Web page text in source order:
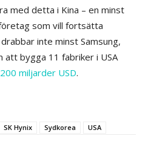
med detta i Kina – en minst
som vill fortsätta
inte minst Samsung,
bygga 11 fabriker i USA
200 miljarder USD.
SK Hynix Sydkorea USA